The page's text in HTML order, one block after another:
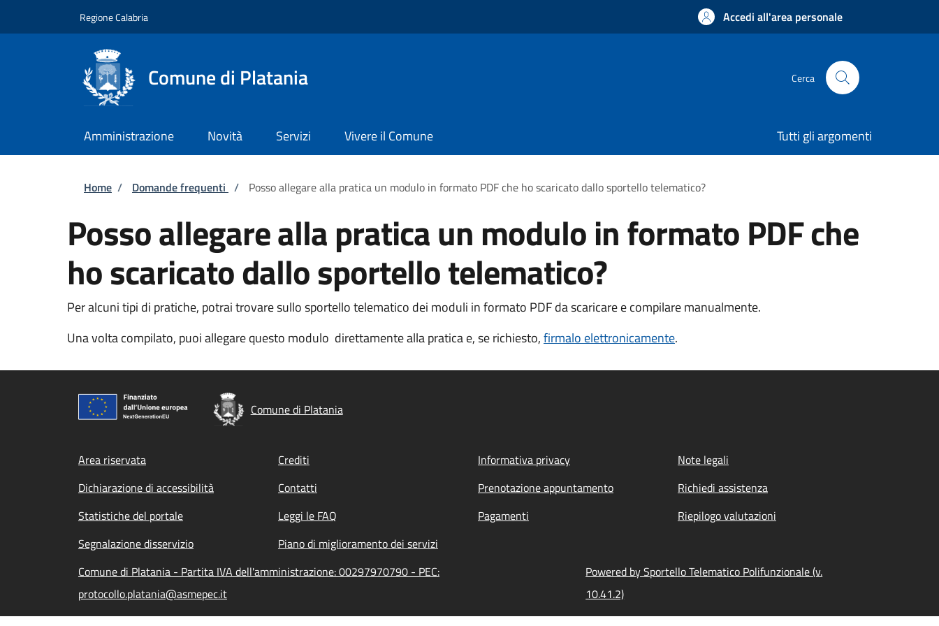
Regione Calabria Accedi all'area personale
Comune di Platania Cerca
Amministrazione Novità Servizi Vivere il Comune Tutti gli argomenti
Briciole di pane
Home / Domande frequenti / Posso allegare alla pratica un modulo in formato PDF che ho scaricato dallo sportello telematico?
Posso allegare alla pratica un modulo in formato PDF che
ho scaricato dallo sportello telematico?
Per alcuni tipi di pratiche, potrai trovare sullo sportello telematico dei moduli in formato PDF da scaricare e compilare manualmente.
Una volta compilato, puoi allegare questo modulo direttamente alla pratica e, se richiesto,firmalo elettronicamente.
Comune di Platania
Footer menu
Area riservata Crediti Informativa privacy
Note legali
Dichiarazione di accessibilità
Contatti Prenotazione appuntamento
Richiedi assistenza
Statistiche del portale
Leggi le FAQ Pagamenti
Riepilogo valutazioni
Segnalazione disservizio
Piano di miglioramento dei servizi
Comune di Platania - Partita IVA dell'amministrazione: 00297970790 - PEC:
protocollo.platania@asmepec.it
Powered by Sportello Telematico Polifunzionale (v.
10.41.2)